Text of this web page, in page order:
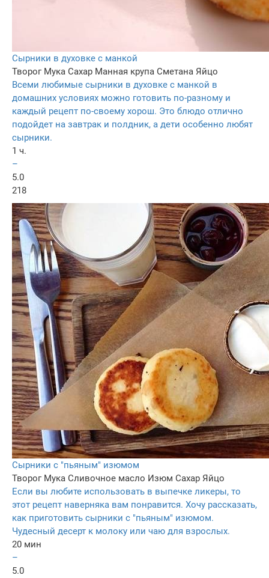
Сырники в духовке с манкой
Творог Мука Сахар Манная крупа Сметана Яйцо
Всеми любимые сырники в духовке с манкой в
домашних условиях можно готовить по-разному и
каждый рецепт по-своему хорош. Это блюдо отлично
подойдет на завтрак и полдник, а дети особенно любят
сырники.
1 ч.
–
5.0
218
Сырники с "пьяным" изюмом
Творог Мука Сливочное масло Изюм Сахар Яйцо
Если вы любите использовать в выпечке ликеры, то
этот рецепт наверняка вам понравится. Хочу рассказать,
как приготовить сырники с "пьяным" изюмом.
Чудесный десерт к молоку или чаю для взрослых.
20 мин
–
5.0